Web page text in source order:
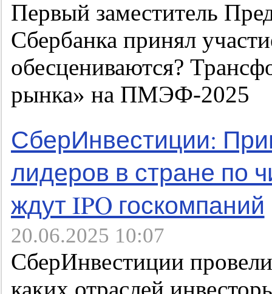
Первый заместитель
Сбербанка принял
обесцениваются?
рынка» на ПМЭФ-2025
СберИнвестиции:
лидеров в стране по
ждут IPO госкомпаний
20.06.2025 10:07
СберИнвестиции